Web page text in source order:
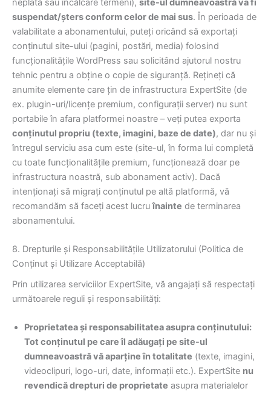
suspendat/șters conform celor de mai sus. În perioada de
valabilitate a abonamentului, puteți oricând să exportați
conținutul site-ului (pagini, postări, media) folosind
funcționalitățile WordPress sau solicitând ajutorul nostru
tehnic pentru a obține o copie de siguranță. Rețineți că
anumite elemente care țin de infrastructura ExpertSite (de
ex. plugin-uri/licențe premium, configurații server) nu sunt
portabile în afara platformei noastre – veți putea exporta
conținutul propriu (texte, imagini, baze de date), dar nu și
întregul serviciu asa cum este (site-ul, în forma lui completă
cu toate funcționalitățile premium, funcționează doar pe
infrastructura noastră, sub abonament activ). Dacă
intenționați să migrați conținutul pe altă platformă, vă
recomandăm să faceți acest lucruînainte de terminarea
abonamentului.
8. Drepturile și Responsabilitățile Utilizatorului (Politica de
Conținut și Utilizare Acceptabilă)
Prin utilizarea serviciilor ExpertSite, vă angajați să respectați
următoarele reguli și responsabilități:
Proprietatea și responsabilitatea asupra conținutului:
Tot conținutul pe care îl adăugați pe site-ul
dumneavoastră vă aparține în totalitate (texte, imagini,
videoclipuri, logo-uri, date, informații etc.). ExpertSite nu
revendică drepturi de proprietate asupra materialelor